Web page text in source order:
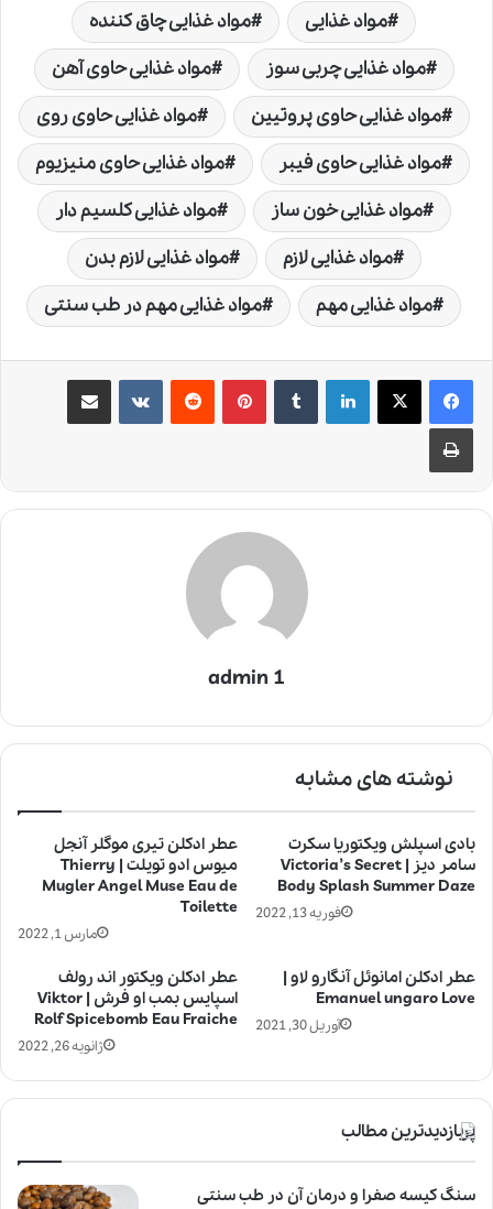
مواد غذایی
مواد غذایی چاق کننده
مواد غذایی چربی سوز
مواد غذایی حاوی آهن
مواد غذایی حاوی پروتیین
مواد غذایی حاوی روی
مواد غذایی حاوی فیبر
مواد غذایی حاوی منیزیوم
مواد غذایی خون ساز
مواد غذایی کلسیم دار
مواد غذایی لازم
مواد غذایی لازم بدن
مواد غذایی مهم
مواد غذایی مهم در طب سنتی
لینکدین ‫تامبلر ‫پین‌ترست‫رددیت ‫VKontakteاشتراک گذاری از طریق ایمیل
چاپ
admin 1
نوشته های مشابه
عطر ادکلن تیری موگلر آنجل
میوس ادو تویلت | Thierry
Mugler Angel Muse Eau de
Toilette
مارس 1, 2022
بادی اسپلش ویکتوریا سکرت
سامر دیز | Victoria’s Secret
Body Splash Summer Daze
فوریه 13, 2022
عطر ادکلن ویکتور اند رولف
اسپایس بمب او فرش | Viktor
Rolf Spicebomb Eau Fraiche
ژانویه 26, 2022
عطر ادکلن امانوئل آنگارو لاو |
Emanuel ungaro Love
آوریل 30, 2021
پربازدیدترین مطالب
سنگ کیسه صفرا و درمان آن در طب سنتی